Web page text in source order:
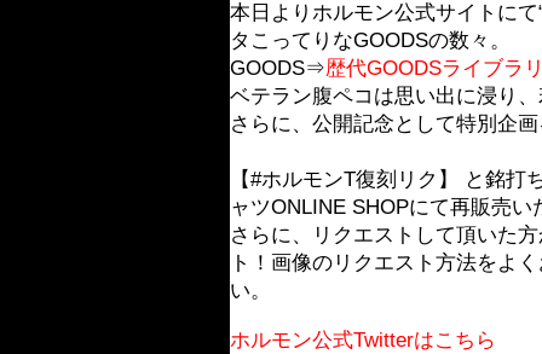
本日よりホルモン公式サイトに
タこってりなGOODSの数々。
GOODS⇒歴代GOODSライブラ
ベテラン腹ペコは思い出に浸り
さらに、公開記念として特別企
【#ホルモンT復刻リク】 と銘
ャツONLINE SHOPにて再販売い
さらに、リクエストして頂いた
ト！画像のリクエスト方法をよ
い。
ホルモン公式Twitterはこちら